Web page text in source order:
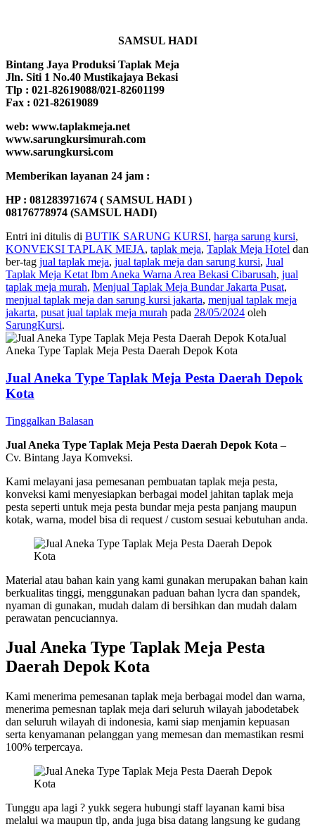
SAMSUL HADI
Bintang Jaya Produksi Taplak Meja
Jln. Siti 1 No.40 Mustikajaya Bekasi
Tlp : 021-82619088/021-82601199
Fax : 021-82619089
web: www.taplakmeja.net
www.sarungkursimurah.com
www.sarungkursi.com
Memberikan layanan 24 jam :
HP : 081283971674 ( SAMSUL HADI )
08176778974 (SAMSUL HADI)
Entri ini ditulis di BUTIK SARUNG KURSI, harga sarung kursi,
KONVEKSI TAPLAK MEJA, taplak meja, Taplak Meja Hotel dan
ber-tag jual taplak meja, jual taplak meja dan sarung kursi, Jual
Taplak Meja Ketat Ibm Aneka Warna Area Bekasi Cibarusah, jual
taplak meja murah, Menjual Taplak Meja Bundar Jakarta Pusat,
menjual taplak meja dan sarung kursi jakarta, menjual taplak meja
jakarta, pusat jual taplak meja murah pada 28/05/2024 oleh
SarungKursi.
Jual Aneka Type Taplak Meja Pesta Daerah Depok
Kota
Tinggalkan Balasan
Jual Aneka Type Taplak Meja Pesta Daerah Depok Kota –
Cv. Bintang Jaya Komveksi.
Kami melayani jasa pemesanan pembuatan taplak meja pesta,
konveksi kami menyesiapkan berbagai model jahitan taplak meja
pesta seperti untuk meja pesta bundar meja pesta panjang maupun
kotak, warna, model bisa di request / custom sesuai kebutuhan anda.
Material atau bahan kain yang kami gunakan merupakan bahan kain
berkualitas tinggi, menggunakan paduan bahan lycra dan spandek,
nyaman di gunakan, mudah dalam di bersihkan dan mudah dalam
perawatan pencuciannya.
Jual Aneka Type Taplak Meja Pesta
Daerah Depok Kota
Kami menerima pemesanan taplak meja berbagai model dan warna,
menerima pemesnan taplak meja dari seluruh wilayah jabodetabek
dan seluruh wilayah di indonesia, kami siap menjamin kepuasan
serta kenyamanan pelanggan yang memesan dan memastikan resmi
100% terpercaya.
Tunggu apa lagi ? yukk segera hubungi staff layanan kami bisa
melalui wa maupun tlp, anda juga bisa datang langsung ke gudang